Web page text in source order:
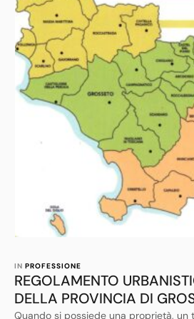
IN PROFESSIONE
REGOLAMENTO
DELLA PROVINCIA DI
Quando si possiede una proprietà, un